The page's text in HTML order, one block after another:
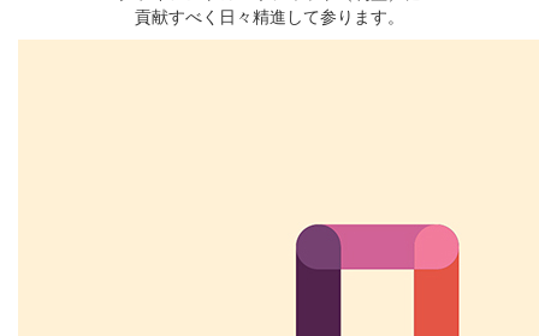
貢献すべく日々精進して参ります。